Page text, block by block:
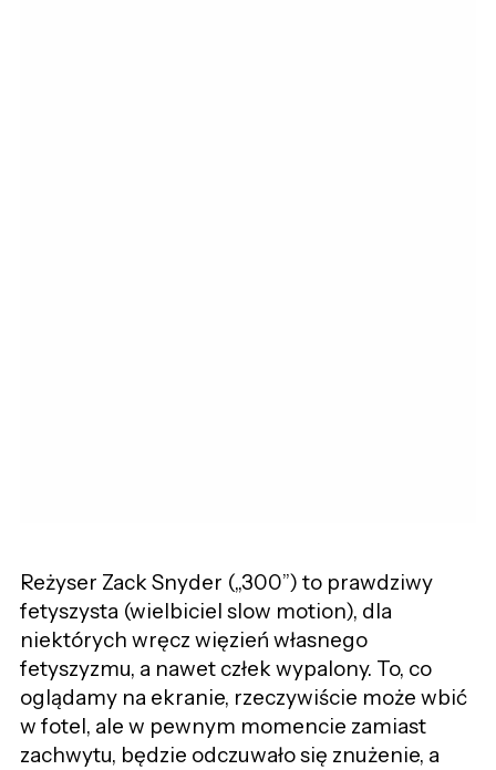
Reżyser Zack Snyder („300”) to prawdziwy
fetyszysta (wielbiciel slow motion), dla
niektórych wręcz więzień własnego
fetyszyzmu, a nawet człek wypalony. To, co
oglądamy na ekranie, rzeczywiście może wbić
w fotel, ale w pewnym momencie zamiast
zachwytu, będzie odczuwało się znużenie, a